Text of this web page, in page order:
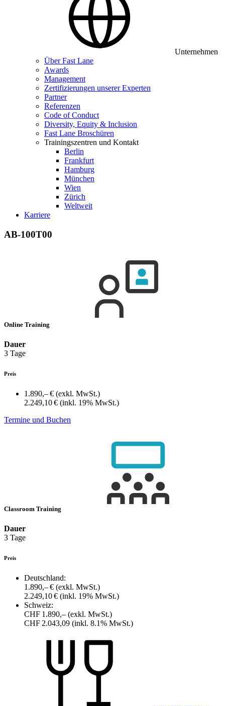
Unternehmen
Über Fast Lane
Awards
Management
Zertifizierungen unserer Experten
Partner
Referenzen
Code of Conduct
Diversity, Equity & Inclusion
Fast Lane Broschüren
Trainingszentren und Kontakt
Berlin
Frankfurt
Hamburg
München
Wien
Zürich
Weltweit
Karriere
AB-100T00
Online Training
Dauer
3 Tage
Preis
1.890,– € (exkl. MwSt.)
2.249,10 € (inkl. 19% MwSt.)
Termine und Buchen
Classroom Training
Dauer
3 Tage
Preis
Deutschland:
1.890,– € (exkl. MwSt.)
2.249,10 € (inkl. 19% MwSt.)
Schweiz:
CHF 1.890,– (exkl. MwSt.)
CHF 2.043,09 (inkl. 8.1% MwSt.)